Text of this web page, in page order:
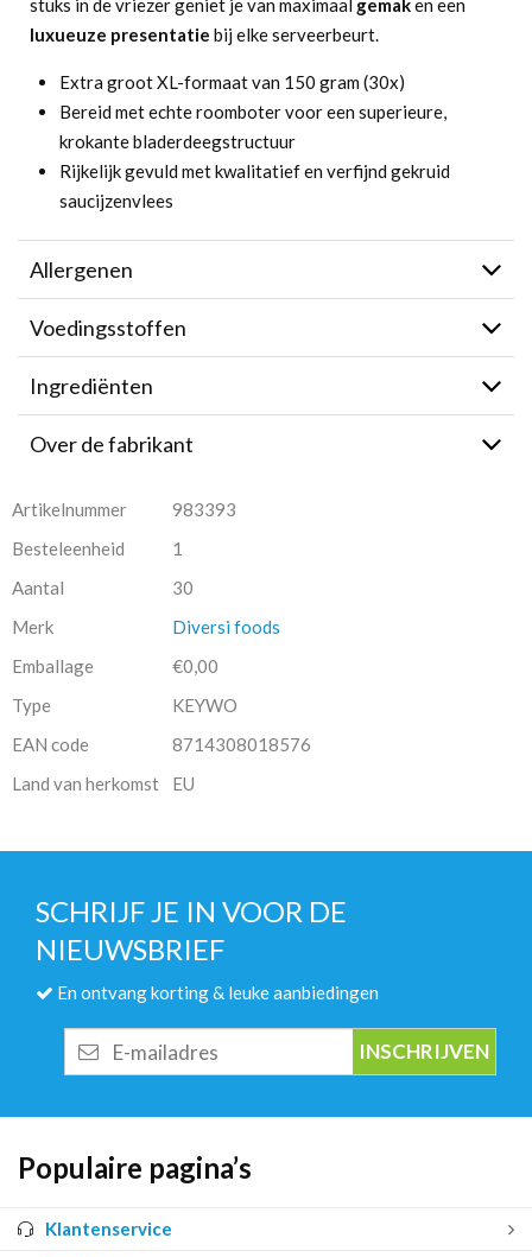
stuks in de vriezer geniet je van maximaal gemaken een
luxueuze presentatie bij elke serveerbeurt.
Extra groot XL-formaat van 150 gram (30x)
Bereid met echte roomboter voor een superieure,
krokante bladerdeegstructuur
Rijkelijk gevuld met kwalitatief en verfijnd gekruid
saucijzenvlees
Allergenen
Voedingsstoffen
Ingrediënten
Over de fabrikant
Artikelnummer
983393
Besteleenheid
1
Aantal
30
Merk
Diversi foods
Emballage
€0,00
Type
KEYWO
EAN code
8714308018576
Land van herkomst
EU
SCHRIJF JE IN VOOR DE
NIEUWSBRIEF
En ontvang korting & leuke aanbiedingen
mailadres
Populaire pagina’s
Klantenservice